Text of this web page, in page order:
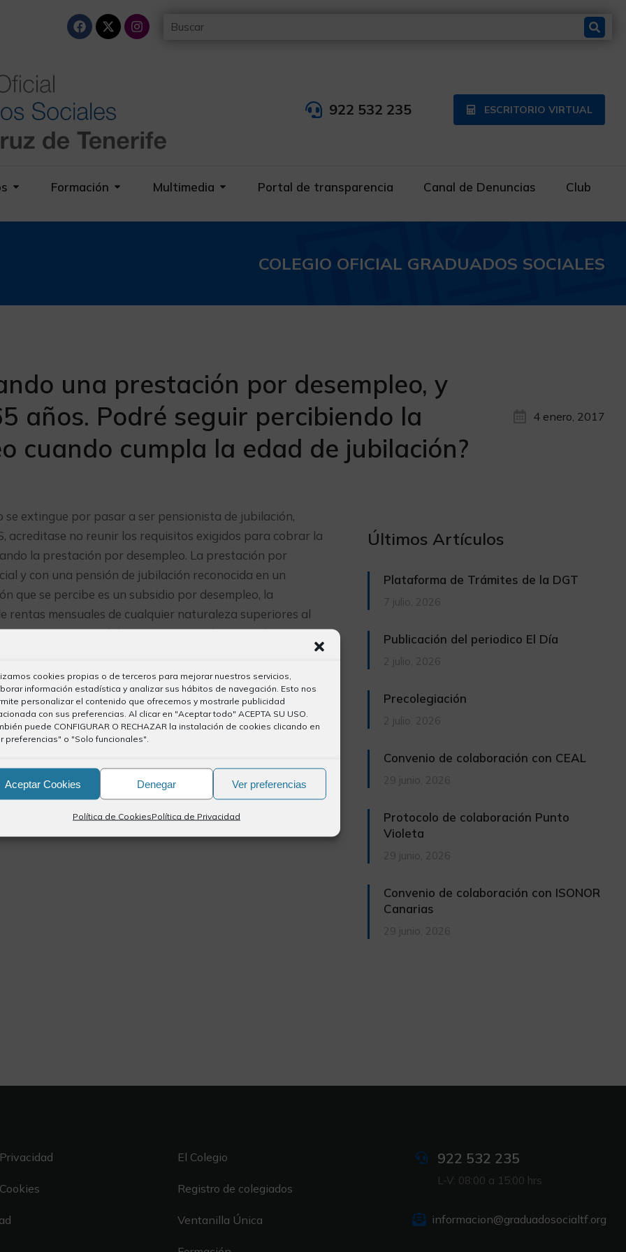
cookies propias o de terceros para mejorar nuestros servicios,
información estadística y analizar sus hábitos de navegación. Esto nos
personalizar el contenido que ofrecemos y mostrarle publicidad
con sus preferencias. Al clicar en "Aceptar todo" ACEPTA SU USO.
puede CONFIGURAR O RECHAZAR la instalación de cookies clicando en
preferencias" o "Solo funcionales".
Aceptar Cookies Denegar Ver preferencias
Política de CookiesPolítica de Privacidad
922 532 235 ESCRITORIO VIRTUAL
Formación Multimedia Portal de transparencia Canal de Denuncias Club
COLEGIO OFICIAL GRADUADOS SOCIALES
una prestación por desempleo, y
años. Podré seguir percibiendo la
cuando cumpla la edad de jubilación?
4 enero, 2017
extingue por pasar a ser pensionista de jubilación,
acreditase no reunir los requisitos exigidos para cobrar la
la prestación por desempleo. La prestación por
y con una pensión de jubilación reconocida en un
que se percibe es un subsidio por desempleo, la
rentas mensuales de cualquier naturaleza superiores al
parte proporcional de pagas extraordinarias (el importe
como renta) y siga acreditando, en su caso,
información de acorde a sus condiciones, le invitamos
Últimos Artículos
Plataforma de Trámites de la DGT
7 julio, 2026
Publicación del periodico El Día
2 julio, 2026
Precolegiación
2 julio, 2026
Convenio de colaboración con CEAL
29 junio, 2026
Protocolo de colaboración Punto
Violeta
29 junio, 2026
Convenio de colaboración con ISONOR
Canarias
29 junio, 2026
El Colegio
Registro de colegiados
Ventanilla Única
922 532 235
L-V: 08:00 a 15:00 hrs
informacion@graduadosocialtf.org